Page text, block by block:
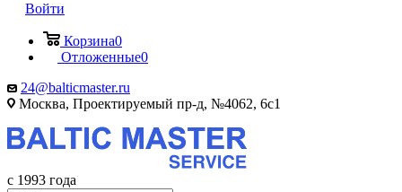
Войти
Корзина0
Отложенные0
24@balticmaster.ru
Москва, Проектируемый пр-д, №4062, 6с1
с 1993 года